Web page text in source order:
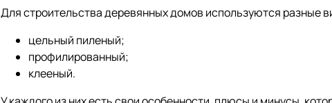
Для строительства деревянных домов используются разные
цельный пиленый;
профилированный;
клееный.